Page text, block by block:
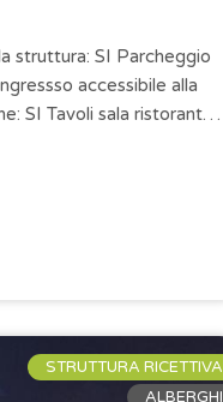
SI Parcheggio
STRUTTURA RICETTIVA
ALBERGHI